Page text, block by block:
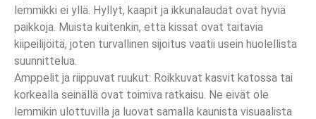
lemmikki ei yllä. Hyllyt, kaapit ja ikkunalaudat ovat hyviä
paikkoja. Muista kuitenkin, että kissat ovat taitavia
kiipeilijöitä, joten turvallinen sijoitus vaatii usein huolellista
suunnittelua.
Amppelit ja riippuvat ruukut: Roikkuvat kasvit katossa tai
korkealla seinällä ovat toimiva ratkaisu. Ne eivät ole
lemmikin ulottuvilla ja luovat samalla kaunista visuaalista